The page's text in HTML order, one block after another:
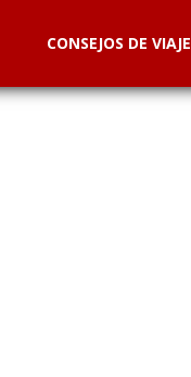
CONSEJOS DE VIAJE